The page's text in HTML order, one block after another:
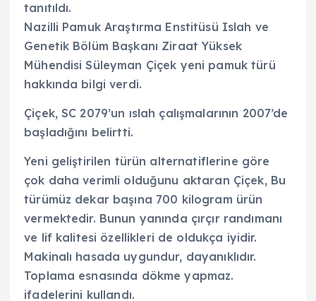
tanıtıldı.
Nazilli Pamuk Araştırma Enstitüsü Islah ve
Genetik Bölüm Başkanı Ziraat Yüksek
Mühendisi Süleyman Çiçek yeni pamuk türü
hakkında bilgi verdi.
Çiçek, SC 2079’un ıslah çalışmalarının 2007’de
başladığını belirtti.
Yeni geliştirilen türün alternatiflerine göre
çok daha verimli olduğunu aktaran Çiçek, Bu
türümüz dekar başına 700 kilogram ürün
vermektedir. Bunun yanında çırçır randımanı
ve lif kalitesi özellikleri de oldukça iyidir.
Makinalı hasada uygundur, dayanıklıdır.
Toplama esnasında dökme yapmaz.
ifadelerini kullandı.